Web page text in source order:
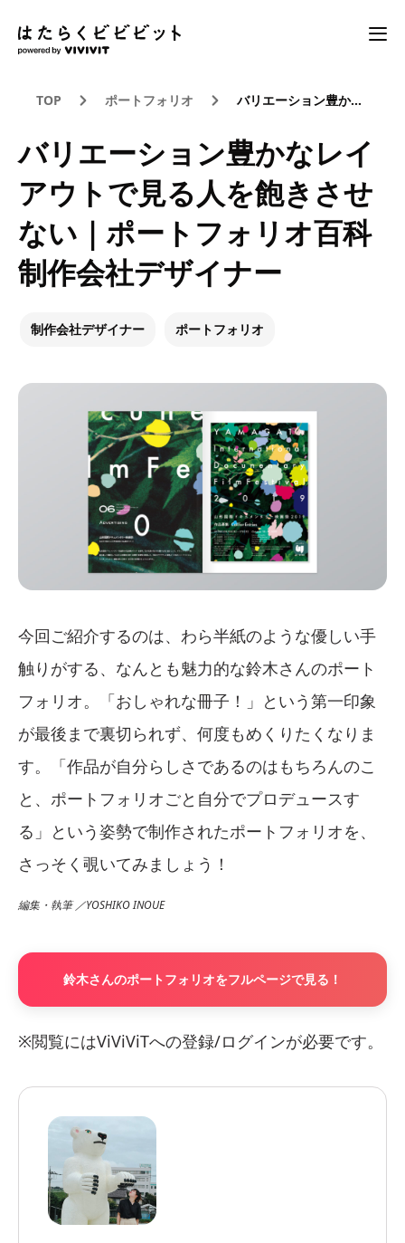
TOP ポートフォリオ バリエーション豊かなレイアウトで見る人を飽きさせない｜ポートフォリオ百科 制作会社デザイナー
バリエーション豊かなレイ
アウトで見る人を飽きさせ
ない｜ポートフォリオ百科
制作会社デザイナー
制作会社デザイナー ポートフォリオ
今回ご紹介するのは、わら半紙のような優しい手
触りがする、なんとも魅力的な鈴木さんのポート
フォリオ。「おしゃれな冊子！」という第一印象
が最後まで裏切られず、何度もめくりたくなりま
す。「作品が自分らしさであるのはもちろんのこ
と、ポートフォリオごと自分でプロデュースす
る」という姿勢で制作されたポートフォリオを、
さっそく覗いてみましょう！
編集・執筆 ／YOSHIKO INOUE
鈴木さんのポートフォリオをフルページで見る！
※閲覧にはViViViTへの登録/ログインが必要です。